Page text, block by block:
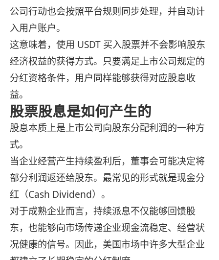
公司行动也会按照平台规则同步处理，并自动计
入用户账户。
这意味着，使用 USDT 买入股票并不会影响股东
经济权益的获得方式。只要满足上市公司规定的
分红资格条件，用户同样能够获得对应股息收
益。
股票股息是如何产生的
股息本质上是上市公司向股东分配利润的一种方
式。
当企业经营产生持续盈利后，董事会可能决定将
部分利润返还给股东。最常见的形式就是现金分
红（Cash Dividend）。
对于成熟企业而言，持续派息不仅能够回馈股
东，也能够向市场传递企业现金流稳定、经营状
况健康的信号。因此，美国市场中许多大型企业